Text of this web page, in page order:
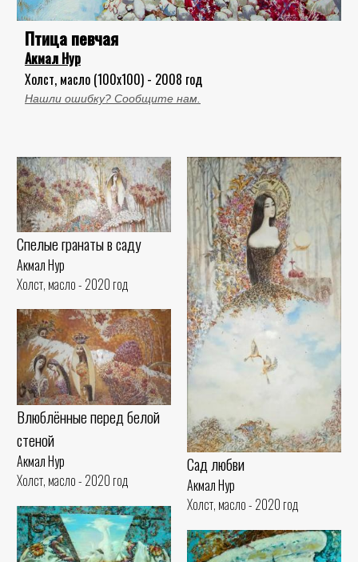
Птица певчая
Акмал Нур
Холст, масло (100x100) - 2008 год
Нашли ошибку? Сообщите нам.
Спелые гранаты в саду
Акмал Нур
Холст, масло - 2020 год
Сад любви
Акмал Нур
Холст, масло - 2020 год
Влюблённые перед белой
стеной
Акмал Нур
Холст, масло - 2020 год